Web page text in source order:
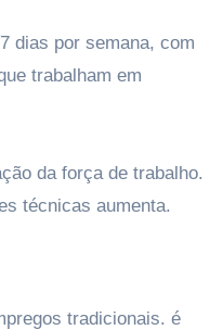
dias por semana, com
trabalham em
da força de trabalho.
técnicas aumenta.
tradicionais. é